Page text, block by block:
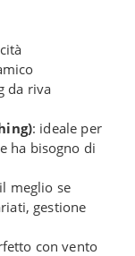
da riva
: ideale per
ha bisogno di
meglio se
gestione
con vento